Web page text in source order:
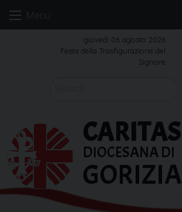
Menu
giovedì 06 agosto 2026
Festa della Trasfigurazione del
Signore
CARITAS
DIOCESANA DI
GORIZIA